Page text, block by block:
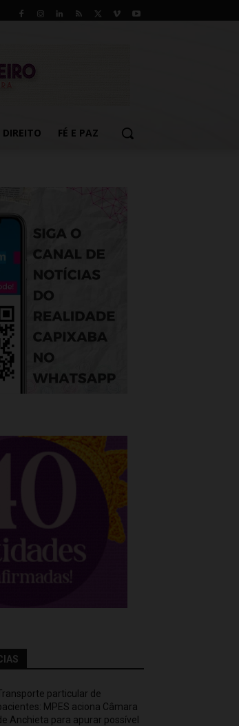
DIREITO FÉ E PAZ
particular de
MPES aciona Câmara
Anchieta para apurar possível